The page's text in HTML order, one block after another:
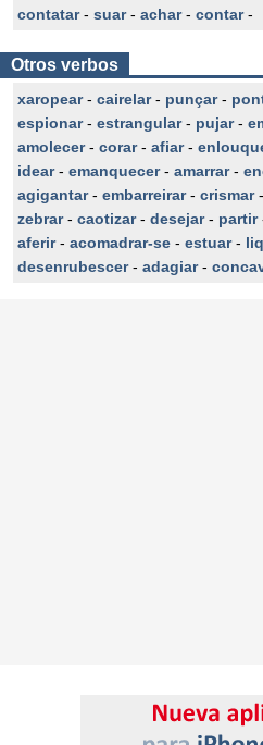
contatar- suar- achar- contar-
Otros verbos
xaropear- cairelar- punçar-
espionar- estrangular- pujar-
amolecer- corar- afiar-
idear- emanquecer- amarrar-
agigantar- embarreirar- crismar-
zebrar- caotizar- desejar- partir
aferir- acomadrar-se - estuar-
desenrubescer- adagiar-